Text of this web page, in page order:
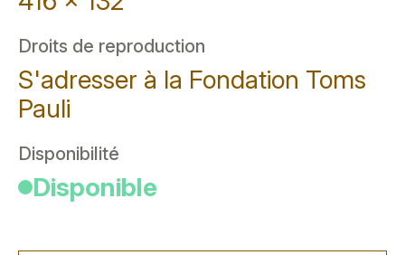
Droits de reproduction
S'adresser à la Fondation Toms
Pauli
Disponibilité
Disponible